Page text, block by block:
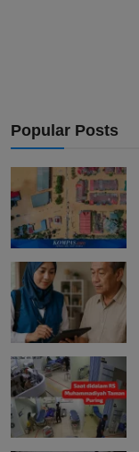
Popular Posts